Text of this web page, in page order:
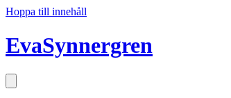
Hoppa till innehåll
EvaSynnergren